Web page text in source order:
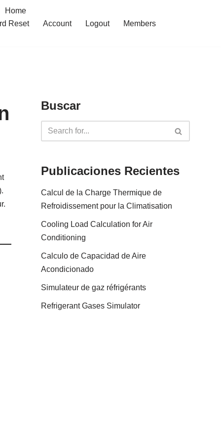
Home
Reset
Account Logout Members
Buscar
Publicaciones Recientes
Calcul de la Charge Thermique de
Refroidissement pour la Climatisation
Cooling Load Calculation for Air
Conditioning
Calculo de Capacidad de Aire
Acondicionado
Simulateur de gaz réfrigérants
Refrigerant Gases Simulator